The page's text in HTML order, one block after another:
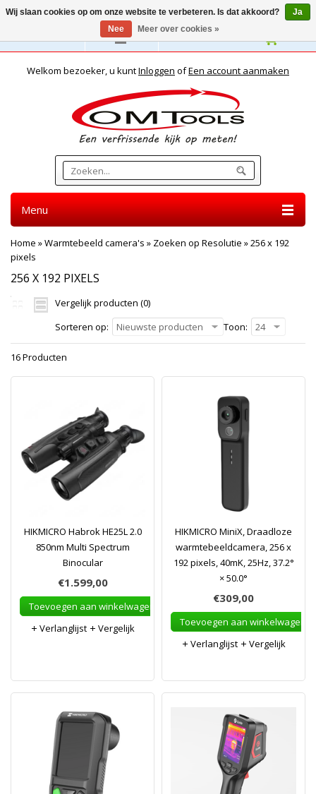
Nederlands
Welkom bezoeker, u kuntInloggen ofEen account aanmaken
Menu
Home »Warmtebeeld camera's » Zoeken op Resolutie »256 x 192
pixels
256 X 192 PIXELS
Vergelijk producten (0)
Sorteren op:
Nieuwste producten Toon: 24
16 Producten
HIKMICRO Habrok HE25L 2.0
850nm Multi Spectrum
Binocular
€1.599,00
Toevoegen aan winkelwagen
Verlanglijst
Vergelijk
HIKMICRO MiniX, Draadloze
warmtebeeldcamera, 256 x
192 pixels, 40mK, 25Hz, 37.2°
× 50.0°
€309,00
Toevoegen aan winkelwagen
Verlanglijst
Vergelijk
Wij slaan cookies op om onze website te verbeteren. Is dat akkoord?
Ja
Nee
Meer over cookies »